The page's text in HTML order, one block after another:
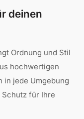
deinen
Ordnung und Stil
hochwertigen
in jede Umgebung
für Ihre